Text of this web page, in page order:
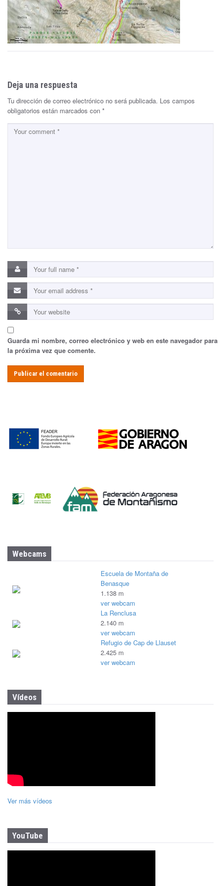
Deja una respuesta
Tu dirección de correo electrónico no será publicada. Los campos
obligatorios están marcados con *
Guarda mi nombre, correo electrónico y web en este navegador para
la próxima vez que comente.
Webcams
Escuela de Montaña de
Benasque
1.138 m
ver webcam
La Renclusa
2.140 m
ver webcam
Refugio de Cap de Llauset
2.425 m
ver webcam
Vídeos
Ver más vídeos
YouTube